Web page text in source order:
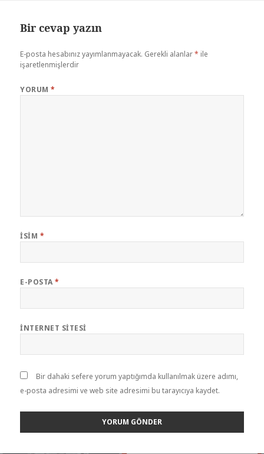
Bir cevap yazın
E-posta hesabınız yayımlanmayacak. Gerekli alanlar* ile
işaretlenmişlerdir
YORUM*
İSIM *
E-POSTA*
İNTERNET SITESI
Bir dahaki sefere yorum yaptığımda kullanılmak üzere adımı,
e-posta adresimi ve web site adresimi bu tarayıcıya kaydet.